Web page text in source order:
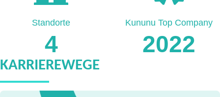
4
Standorte
2022
Kununu Top Company
KARRIEREWEGE